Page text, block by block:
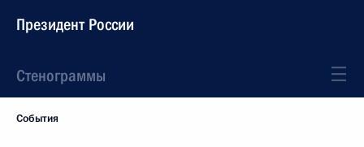
Президент России
Стенограммы
События